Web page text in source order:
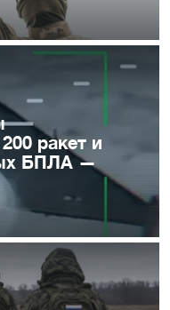
ракет и
БПЛА —